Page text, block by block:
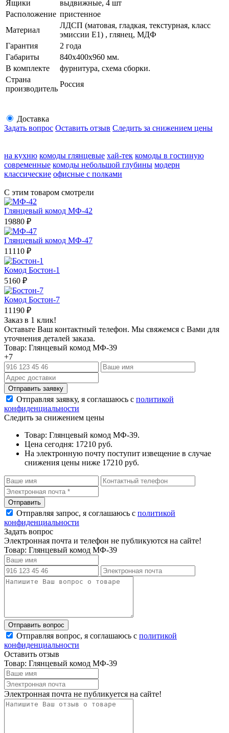
Ящики
выдвижные, 4 шт
Расположение пристенное
Материал
ЛДСП (матовая, гладкая, текстурная, класс
эмиссии E1) , глянец, МДФ
Гарантия
2 года
Габариты
840х400х960 мм.
В комплекте
фурнитура, схема сборки.
Страна
производитель
Россия
Доставка
Задать вопрос Оставить отзыв Следить за снижением цены
на кухню комоды глянцевые хай-тек комоды в гостиную
современные комоды небольшой глубины модерн
классические офисные с полками
С этим товаром смотрели
Глянцевый комод МФ-42
19880 ₽
Глянцевый комод МФ-47
11110 ₽
Комод Бостон-1
5160 ₽
Комод Бостон-7
11190 ₽
Заказ в 1 клик!
Оставьте Ваш контактный телефон. Мы свяжемся с Вами для
уточнения деталей заказа.
Товар: Глянцевый комод МФ-39
+7
Отправляя заявку, я соглашаюсь с политикой
конфиденциальности
Следить за снижением цены
Товар: Глянцевый комод МФ-39.
Цена сегодня: 17210 руб.
На электронную почту поступит извещение в случае
снижения цены ниже 17210 руб.
Отправляя запрос, я соглашаюсь с политикой
конфиденциальности
Задать вопрос
Электронная почта и телефон не публикуются на сайте!
Товар: Глянцевый комод МФ-39
Отправляя вопрос, я соглашаюсь с политикой
конфиденциальности
Оставить отзыв
Товар: Глянцевый комод МФ-39
Электронная почта не публикуется на сайте!